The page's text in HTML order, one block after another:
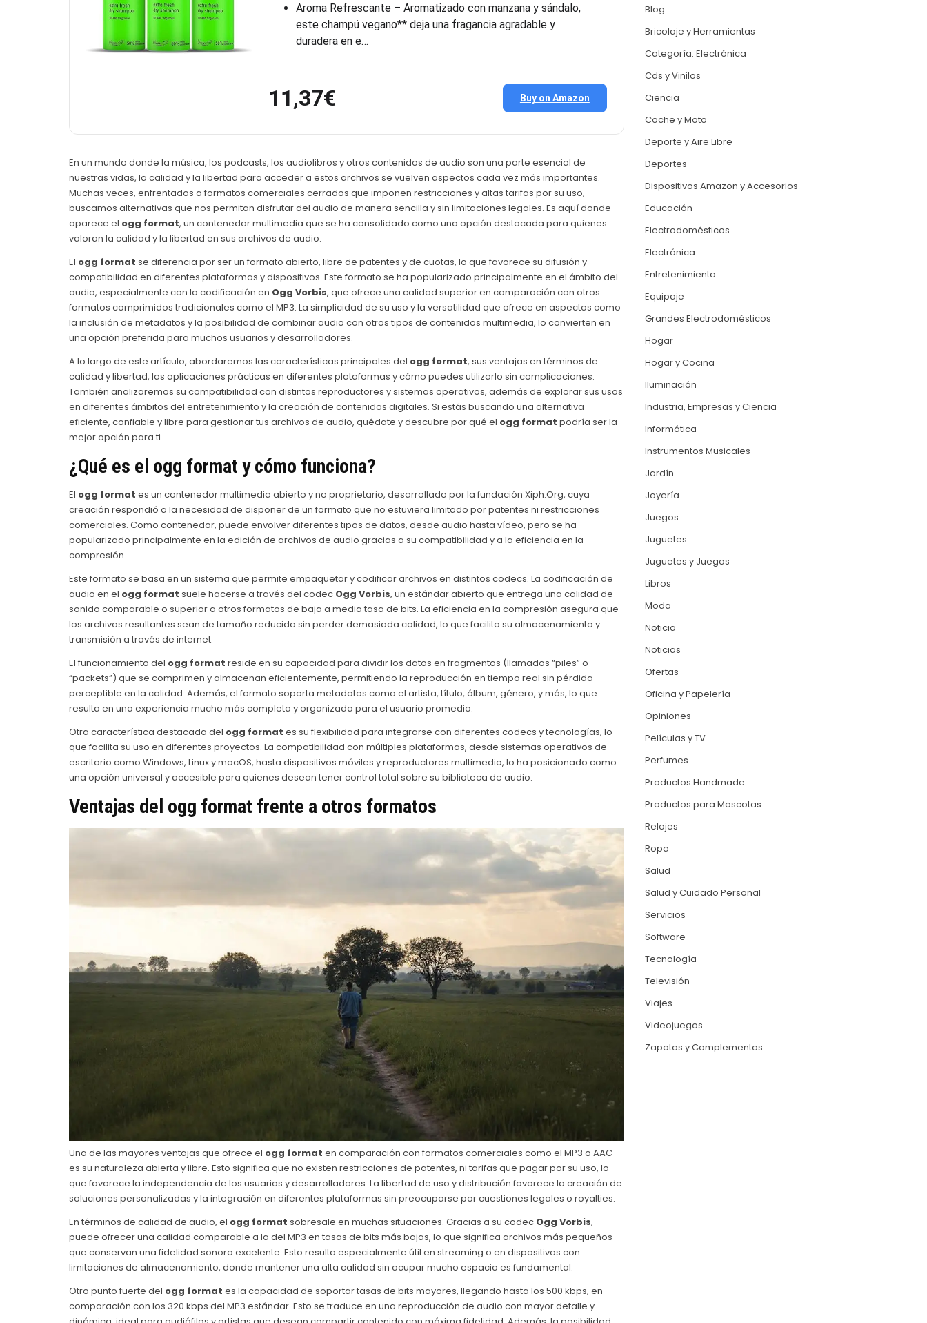
Aroma Refrescante – Aromatizado con manzana y sándalo,
este champú vegano** deja una fragancia agradable y
duradera en e…
11,37€ Buy on Amazon
En un mundo donde la música, los podcasts, los audiolibros y otros contenidos de audio son una parte esencial de
nuestras vidas, la calidad y la libertad para acceder a estos archivos se vuelven aspectos cada vez más importantes.
Muchas veces, enfrentados a formatos comerciales cerrados que imponen restricciones y altas tarifas por su uso,
buscamos alternativas que nos permitan disfrutar del audio de manera sencilla y sin limitaciones legales. Es aquí donde
aparece el ogg format, un contenedor multimedia que se ha consolidado como una opción destacada para quienes
valoran la calidad y la libertad en sus archivos de audio.
El ogg format se diferencia por ser un formato abierto, libre de patentes y de cuotas, lo que favorece su difusión y
compatibilidad en diferentes plataformas y dispositivos. Este formato se ha popularizado principalmente en el ámbito del
audio, especialmente con la codificación en Ogg Vorbis, que ofrece una calidad superior en comparación con otros
formatos comprimidos tradicionales como el MP3. La simplicidad de su uso y la versatilidad que ofrece en aspectos como
la inclusión de metadatos y la posibilidad de combinar audio con otros tipos de contenidos multimedia, lo convierten en
una opción preferida para muchos usuarios y desarrolladores.
A lo largo de este artículo, abordaremos las características principales del ogg format, sus ventajas en términos de
calidad y libertad, las aplicaciones prácticas en diferentes plataformas y cómo puedes utilizarlo sin complicaciones.
También analizaremos su compatibilidad con distintos reproductores y sistemas operativos, además de explorar sus usos
en diferentes ámbitos del entretenimiento y la creación de contenidos digitales. Si estás buscando una alternativa
eficiente, confiable y libre para gestionar tus archivos de audio, quédate y descubre por qué el ogg format podría ser la
mejor opción para ti.
¿Qué es el ogg format y cómo funciona?
El ogg format es un contenedor multimedia abierto y no proprietario, desarrollado por la fundación Xiph.Org, cuya
creación respondió a la necesidad de disponer de un formato que no estuviera limitado por patentes ni restricciones
comerciales. Como contenedor, puede envolver diferentes tipos de datos, desde audio hasta vídeo, pero se ha
popularizado principalmente en la edición de archivos de audio gracias a su compatibilidad y a la eficiencia en la
compresión.
Este formato se basa en un sistema que permite empaquetar y codificar archivos en distintos codecs. La codificación de
audio en el ogg format suele hacerse a través del codec Ogg Vorbis, un estándar abierto que entrega una calidad de
sonido comparable o superior a otros formatos de baja a media tasa de bits. La eficiencia en la compresión asegura que
los archivos resultantes sean de tamaño reducido sin perder demasiada calidad, lo que facilita su almacenamiento y
transmisión a través de internet.
El funcionamiento del ogg format reside en su capacidad para dividir los datos en fragmentos (llamados “piles” o
“packets”) que se comprimen y almacenan eficientemente, permitiendo la reproducción en tiempo real sin pérdida
perceptible en la calidad. Además, el formato soporta metadatos como el artista, título, álbum, género, y más, lo que
resulta en una experiencia mucho más completa y organizada para el usuario promedio.
Otra característica destacada del ogg format es su flexibilidad para integrarse con diferentes codecs y tecnologías, lo
que facilita su uso en diferentes proyectos. La compatibilidad con múltiples plataformas, desde sistemas operativos de
escritorio como Windows, Linux y macOS, hasta dispositivos móviles y reproductores multimedia, lo ha posicionado como
una opción universal y accesible para quienes desean tener control total sobre su biblioteca de audio.
Ventajas del ogg format frente a otros formatos
Una de las mayores ventajas que ofrece el ogg format en comparación con formatos comerciales como el MP3 o AAC
es su naturaleza abierta y libre. Esto significa que no existen restricciones de patentes, ni tarifas que pagar por su uso, lo
que favorece la independencia de los usuarios y desarrolladores. La libertad de uso y distribución favorece la creación de
soluciones personalizadas y la integración en diferentes plataformas sin preocuparse por cuestiones legales o royalties.
En términos de calidad de audio, el ogg format sobresale en muchas situaciones. Gracias a su codec Ogg Vorbis,
puede ofrecer una calidad comparable a la del MP3 en tasas de bits más bajas, lo que significa archivos más pequeños
que conservan una fidelidad sonora excelente. Esto resulta especialmente útil en streaming o en dispositivos con
limitaciones de almacenamiento, donde mantener una alta calidad sin ocupar mucho espacio es fundamental.
Otro punto fuerte del ogg format es la capacidad de soportar tasas de bits mayores, llegando hasta los 500 kbps, en
comparación con los 320 kbps del MP3 estándar. Esto se traduce en una reproducción de audio con mayor detalle y
Blog
Bricolaje y Herramientas
Categoría: Electrónica
Cds y Vinilos
Ciencia
Coche y Moto
Deporte y Aire Libre
Deportes
Dispositivos Amazon y Accesorios
Educación
Electrodomésticos
Electrónica
Entretenimiento
Equipaje
Grandes Electrodomésticos
Hogar
Hogar y Cocina
Iluminación
Industria, Empresas y Ciencia
Informática
Instrumentos Musicales
Jardín
Joyería
Juegos
Juguetes
Juguetes y Juegos
Libros
Moda
Noticia
Noticias
Ofertas
Oficina y Papelería
Opiniones
Películas y TV
Perfumes
Productos Handmade
Productos para Mascotas
Relojes
Ropa
Salud
Salud y Cuidado Personal
Servicios
Software
Tecnología
Televisión
Viajes
Videojuegos
Zapatos y Complementos